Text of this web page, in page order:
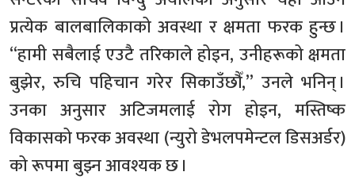
प्रत्येक बालबालिकाको अवस्था र क्षमता फरक हुन्छ ।
“हामी सबैलाई एउटै तरिकाले होइन, उनीहरूको क्षमता
बुझेर, रुचि पहिचान गरेर सिकाउँछौँ,” उनले भनिन् ।
उनका अनुसार अटिजमलाई रोग होइन, मस्तिष्क
विकासको फरक अवस्था (न्युरो डेभलपमेन्टल डिसअर्डर)
को रूपमा बुझ्न आवश्यक छ ।